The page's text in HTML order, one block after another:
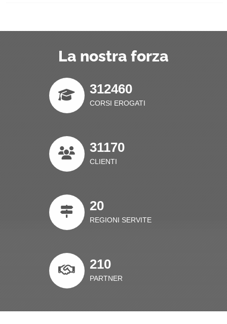
La nostra forza
312460
CORSI EROGATI
31170
CLIENTI
20
REGIONI SERVITE
210
PARTNER